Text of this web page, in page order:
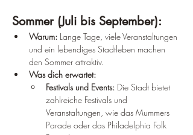
Sommer (Juli bis September):
Warum: Lange Tage, viele Veranstaltungen
und ein lebendiges Stadtleben machen
den Sommer attraktiv.
Was dich erwartet:
Festivals und Events: Die Stadt bietet
zahlreiche Festivals und
Veranstaltungen, wie das Mummers
Parade oder das Philadelphia Folk